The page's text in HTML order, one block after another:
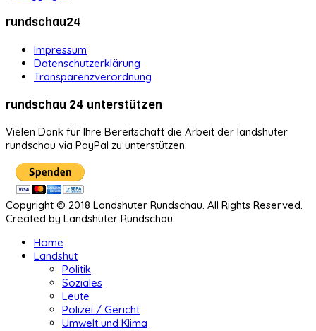
rundschau24
Impressum
Datenschutzerklärung
Transparenzverordnung
rundschau 24 unterstützen
Vielen Dank für Ihre Bereitschaft die Arbeit der landshuter
rundschau via PayPal zu unterstützen.
Copyright © 2018 Landshuter Rundschau. All Rights Reserved.
Created by Landshuter Rundschau
Home
Landshut
Politik
Soziales
Leute
Polizei / Gericht
Umwelt und Klima